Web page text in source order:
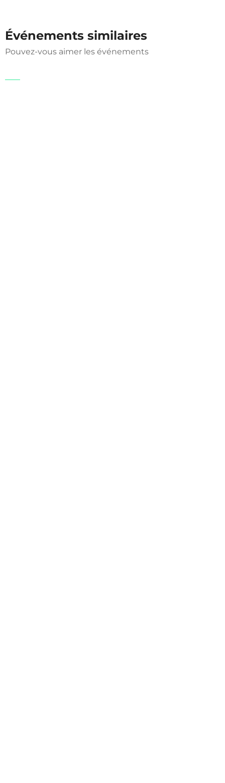
Événements similaires
Pouvez-vous aimer les événements